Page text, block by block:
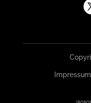
Impressum